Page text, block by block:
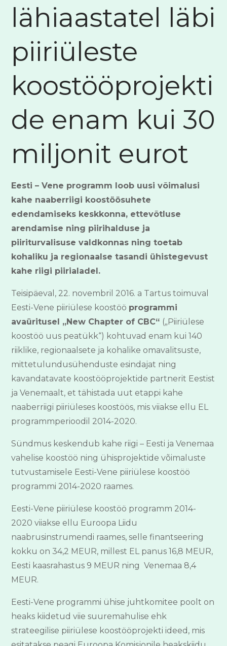
lähiaastatel läbi
piiriüleste
koostööprojekti
de enam kui 30
miljonit eurot
Eesti – Vene programm loob uusi võimalusi
kahe naaberriigi koostöösuhete
edendamiseks keskkonna, ettevõtluse
arendamise ning piirihalduse ja
piiriturvalisuse valdkonnas ning toetab
kohaliku ja regionaalse tasandi ühistegevust
kahe riigi piirialadel.
Teisipäeval, 22. novembril 2016. a Tartus toimuval
Eesti-Vene piiriülese koostöö programmi
avaüritusel „New Chapter of CBC“ („Piiriülese
koostöö uus peatükk“) kohtuvad enam kui 140
riiklike, regionaalsete ja kohalike omavalitsuste,
mittetulundusühenduste esindajat ning
kavandatavate koostööprojektide partnerit Eestist
ja Venemaalt, et tähistada uut etappi kahe
naaberriigi piiriüleses koostöös, mis viiakse ellu EL
programmperioodil 2014-2020.
Sündmus keskendub kahe riigi – Eesti ja Venemaa
vahelise koostöö ning ühisprojektide võimaluste
tutvustamisele Eesti-Vene piiriülese koostöö
programmi 2014-2020 raames.
Eesti-Vene piiriülese koostöö programm 2014-
2020 viiakse ellu Euroopa Liidu
naabrusinstrumendi raames, selle finantseering
kokku on 34,2 MEUR, millest EL panus 16,8 MEUR,
Eesti kaasrahastus 9 MEUR ning Venemaa 8,4
MEUR.
Eesti-Vene programmi ühise juhtkomitee poolt on
heaks kiidetud viie suuremahulise ehk
strateegilise piiriülese koostööprojekti ideed, mis